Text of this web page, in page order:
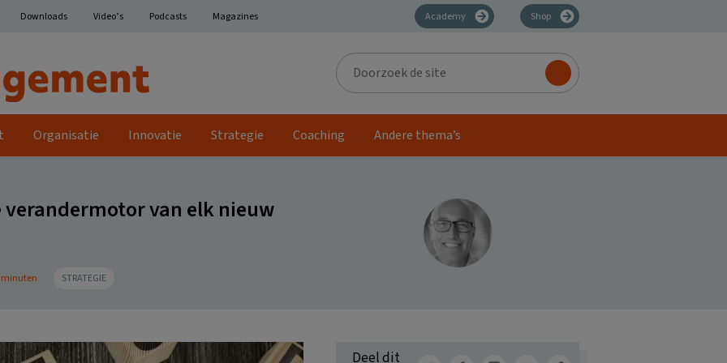
Downloads Video’s Podcasts Magazines Academy Shop
Doorzoek
de
site
Organisatie Innovatie Strategie Coaching Andere thema’s
verandermotor van elk nieuw
minuten STRATEGIE
Deel dit